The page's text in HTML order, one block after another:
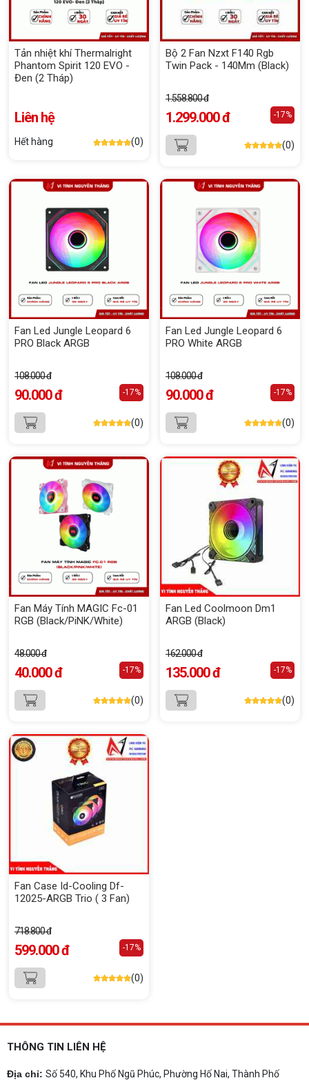
Tản nhiệt khí Thermalright
Phantom Spirit 120 EVO -
Đen (2 Tháp)
Liên hệ
Hết hàng (0)
Bộ 2 Fan Nzxt F140 Rgb
Twin Pack - 140Mm (Black)
1.558.800 đ
1.299.000 đ -17%
(0)
Fan Led Jungle Leopard 6
PRO Black ARGB
108.000 đ
90.000 đ -17%
(0)
Fan Led Jungle Leopard 6
PRO White ARGB
108.000 đ
90.000 đ -17%
(0)
Fan Máy Tính MAGIC Fc-01
RGB (Black/PiNK/White)
48.000 đ
40.000 đ -17%
(0)
Fan Led Coolmoon Dm1
ARGB (Black)
162.000 đ
135.000 đ -17%
(0)
Fan Case Id-Cooling Df-
12025-ARGB Trio ( 3 Fan)
718.800 đ
599.000 đ -17%
(0)
THÔNG TIN LIÊN HỆ
Địa chỉ: Số 540, Khu Phố Ngũ Phúc, Phường Hố Nai, Thành Phố